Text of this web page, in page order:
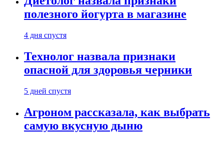
полезного йогурта в магазине
4 дня спустя
Технолог назвала признаки
опасной для здоровья черники
5 дней спустя
Агроном рассказала, как выбрать
самую вкусную дыню